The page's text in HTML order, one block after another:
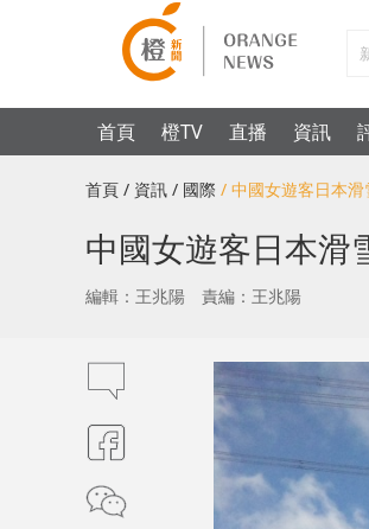
首頁 橙TV 直播 資訊
首頁 / 資訊 / 國際 / 中國女遊客日本
中國女遊客日本
編輯：王兆陽 責編：王兆陽